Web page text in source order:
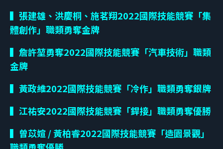
▍張建雄、洪慶桐、施茗翔2022國際技能競賽「集
體創作」職類勇奪金牌
▍詹許堃勇奪2022國際技能競賽「汽車技術」職類
金牌
▍黃政維2022國際技能競賽「冷作」職類勇奪銀牌
▍江祐安2022國際技能競賽「銲接」職類勇奪優勝
▍曾苡媗 / 黃柏睿2022國際技能競賽「造園景觀」